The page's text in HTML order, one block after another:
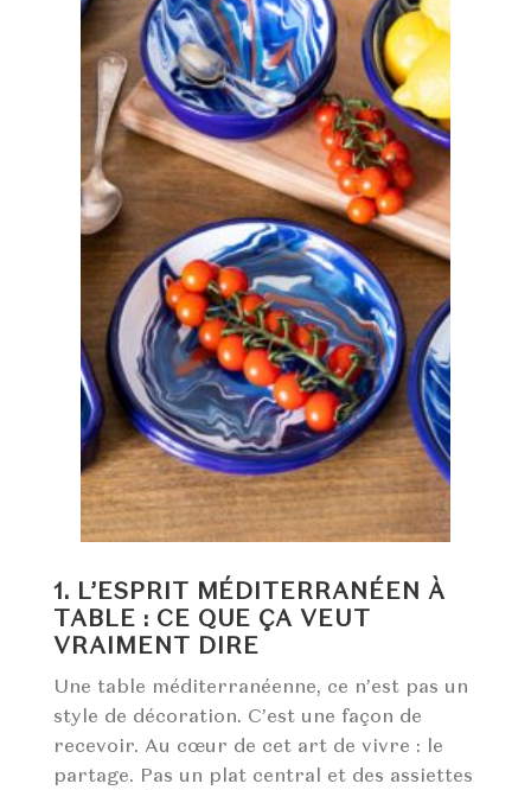
1. L’ESPRIT MÉDITERRANÉEN À
TABLE : CE QUE ÇA VEUT
VRAIMENT DIRE
Une table méditerranéenne, ce n’est pas un
style de décoration. C’est une façon de
recevoir. Au cœur de cet art de vivre : le
partage. Pas un plat central et des assiettes